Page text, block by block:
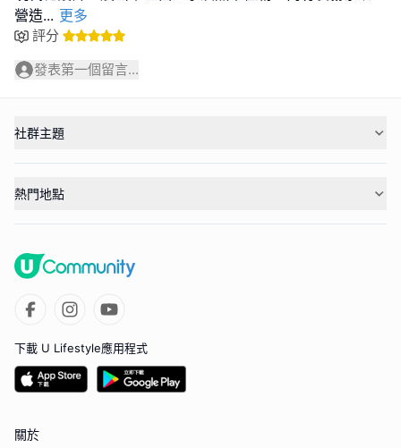
營造... 更多
評分
發表第一個留言...
社群主題
熱門地點
下載 U Lifestyle應用程式
關於